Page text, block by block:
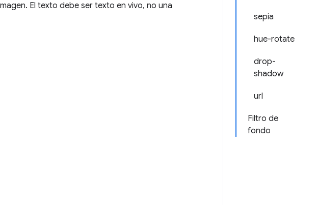
sepia
hue-rotate
drop-
shadow
url
Filtro de
fondo
El texto debe ser texto en vivo, no una